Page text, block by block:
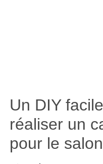
Un DIY
réaliser un
pour le salon